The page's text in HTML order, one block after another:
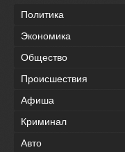
Политика
Экономика
Общество
Происшествия
Афиша
Криминал
Авто